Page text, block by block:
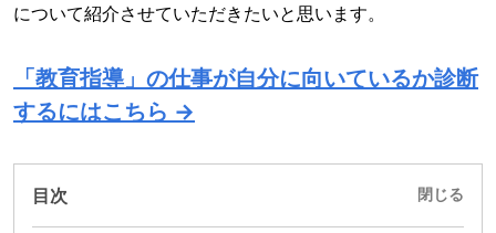
について紹介させていただきたいと思います。
「教育指導」の仕事が自分に向いているか診断
するにはこちら →
目次 閉じる